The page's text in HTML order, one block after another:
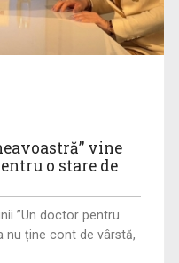
este „Filmul de artă”
vine
o stare de
”Un doctor pentru
nu ține cont de vârstă,